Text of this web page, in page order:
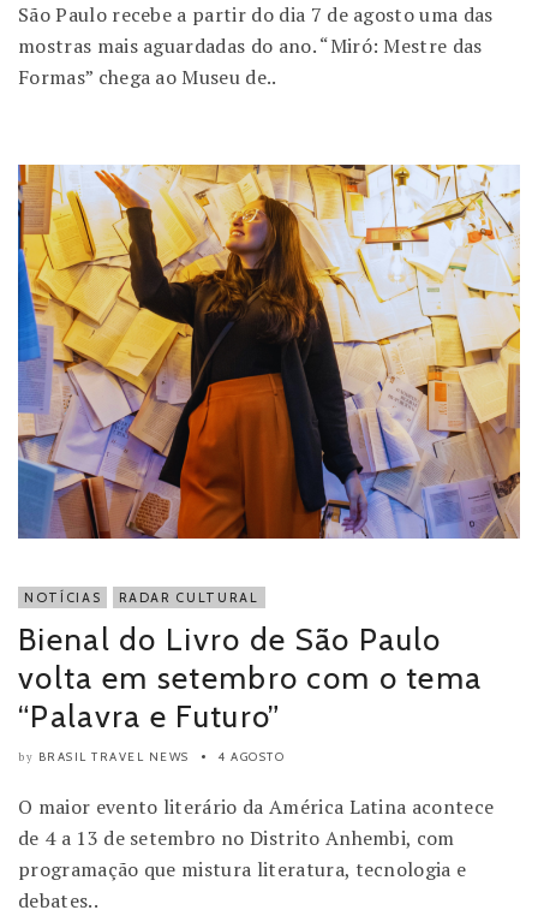
São Paulo recebe a partir do dia 7 de agosto uma das
mostras mais aguardadas do ano. “Miró: Mestre das
Formas” chega ao Museu de..
NOTÍCIAS RADAR CULTURAL
Bienal do Livro de São Paulo
volta em setembro com o tema
“Palavra e Futuro”
by BRASIL TRAVEL NEWS 4 AGOSTO
O maior evento literário da América Latina acontece
de 4 a 13 de setembro no Distrito Anhembi, com
programação que mistura literatura, tecnologia e
debates..